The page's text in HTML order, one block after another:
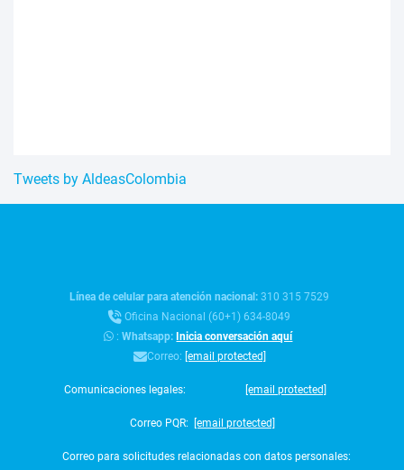
Tweets by AldeasColombia
Línea de celular para atención nacional:310 315 7529
Oficina Nacional (60+1) 634-8049
:Whatsapp: Inicia conversación aquí
Correo: [email protected]
Comunicaciones legales: [email protected]
Correo PQR: [email protected]
Correo para solicitudes relacionadas con datos personales: